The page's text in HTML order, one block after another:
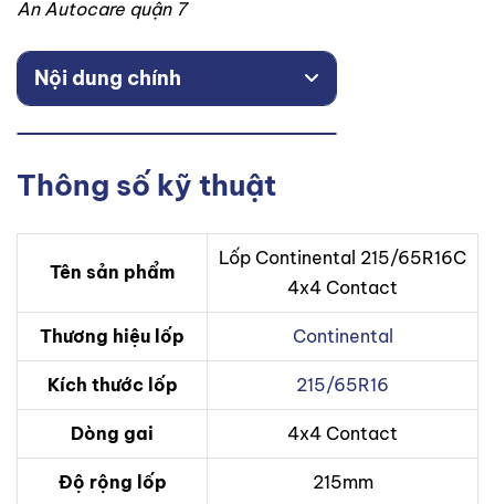
An Autocare quận 7
Nội dung chính
Thông số kỹ thuật
Tên sản phẩm
Lốp Continental 215/65R16C
4x4 Contact
Thương hiệu lốp Continental
Kích thước lốp 215/65R16
Dòng gai 4x4 Contact
Độ rộng lốp 215mm